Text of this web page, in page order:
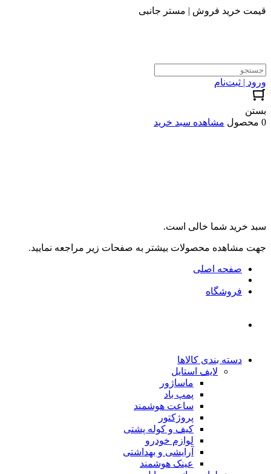
قیمت خرید فروش | مستر جانبی
ورود | ثبت‌نام
بستن
0 محصول
مشاهده سبد خرید
سبد خرید شما خالی است.
جهت مشاهده محصولات بیشتر به صفحات زیر مراجعه نمایید.
صفحه اصلی
فروشگاه
دسته بندی کالاها
لایف استایل
ماساژور
پمپ باد
ساعت هوشمند
پروژکتور
کیف و کوله پشتی
لوازم خودرو
آرایشی و بهداشتی
عینک هوشمند